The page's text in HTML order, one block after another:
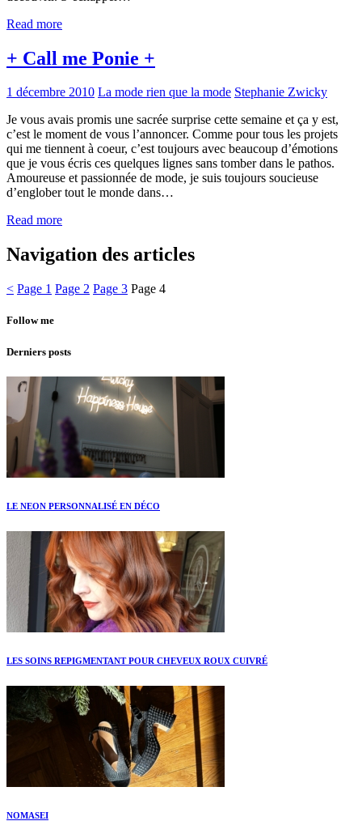
Read more
+ Call me Ponie +
1 décembre 2010 La mode rien que la mode Stephanie Zwicky
Je vous avais promis une sacrée surprise cette semaine et ça y est,
c’est le moment de vous l’annoncer. Comme pour tous les projets
qui me tiennent à coeur, c’est toujours avec beaucoup d’émotions
que je vous écris ces quelques lignes sans tomber dans le pathos.
Amoureuse et passionnée de mode, je suis toujours soucieuse
d’englober tout le monde dans…
Read more
Navigation des articles
< Page 1 Page 2 Page 3 Page 4
Follow me
Derniers posts
LE NEON PERSONNALISÉ EN DÉCO
LES SOINS REPIGMENTANT POUR CHEVEUX ROUX CUIVRÉ
NOMASEI